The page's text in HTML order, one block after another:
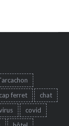
cap ferret
chat
covid